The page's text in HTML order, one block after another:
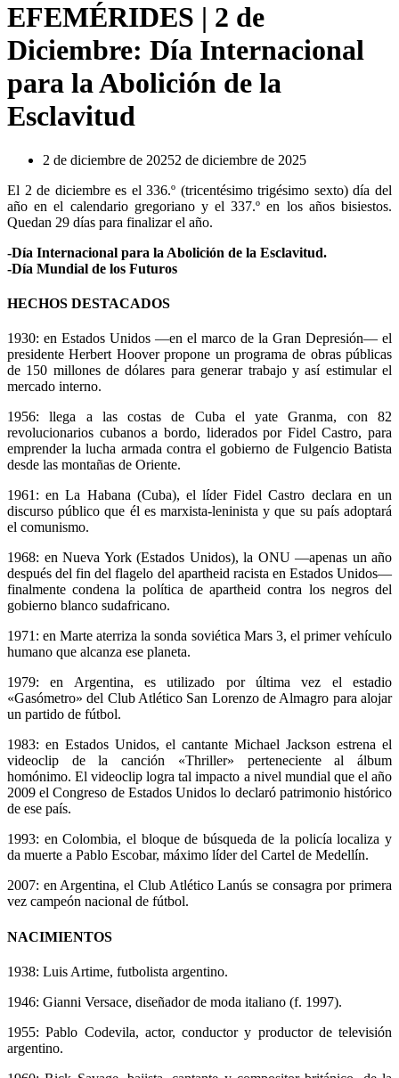
EFEMÉRIDES | 2 de
Diciembre: Día Internacional
para la Abolición de la
Esclavitud
2 de diciembre de 20252 de diciembre de 2025
El 2 de diciembre es el 336.º (tricentésimo trigésimo sexto) día del
año en el calendario gregoriano y el 337.º en los años bisiestos.
Quedan 29 días para finalizar el año.
-Día Internacional para la Abolición de la Esclavitud.
-Día Mundial de los Futuros
HECHOS DESTACADOS
1930: en Estados Unidos ―en el marco de la Gran Depresión― el
presidente Herbert Hoover propone un programa de obras públicas
de 150 millones de dólares para generar trabajo y así estimular el
mercado interno.
1956: llega a las costas de Cuba el yate Granma, con 82
revolucionarios cubanos a bordo, liderados por Fidel Castro, para
emprender la lucha armada contra el gobierno de Fulgencio Batista
desde las montañas de Oriente.
1961: en La Habana (Cuba), el líder Fidel Castro declara en un
discurso público que él es marxista-leninista y que su país adoptará
el comunismo.
1968: en Nueva York (Estados Unidos), la ONU ―apenas un año
después del fin del flagelo del apartheid racista en Estados Unidos―
finalmente condena la política de apartheid contra los negros del
gobierno blanco sudafricano.
1971: en Marte aterriza la sonda soviética Mars 3, el primer vehículo
humano que alcanza ese planeta.
1979: en Argentina, es utilizado por última vez el estadio
«Gasómetro» del Club Atlético San Lorenzo de Almagro para alojar
un partido de fútbol.
1983: en Estados Unidos, el cantante Michael Jackson estrena el
videoclip de la canción «Thriller» perteneciente al álbum
homónimo. El videoclip logra tal impacto a nivel mundial que el año
2009 el Congreso de Estados Unidos lo declaró patrimonio histórico
de ese país.
1993: en Colombia, el bloque de búsqueda de la policía localiza y
da muerte a Pablo Escobar, máximo líder del Cartel de Medellín.
2007: en Argentina, el Club Atlético Lanús se consagra por primera
vez campeón nacional de fútbol.
NACIMIENTOS
1938: Luis Artime, futbolista argentino.
1946: Gianni Versace, diseñador de moda italiano (f. 1997).
1955: Pablo Codevila, actor, conductor y productor de televisión
argentino.